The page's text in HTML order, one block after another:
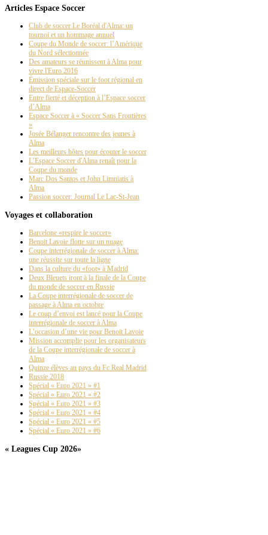
Articles Espace Soccer
Club de soccer Le Boréal d'Alma: un
tournoi et un hommage annuel
Coupe du Monde de soccer: l’Amérique
du Nord sélectionnée
Des amateurs se réunissent à Alma pour
vivre l'Euro 2016
Émission spéciale sur le foot régional en
direct de Espace-Soccer
Entre fierté et déception à l’Espace soccer
d’Alma
Espace Soccer à « Soccer Sans Frontières
»
Josée Bélanger rencontre des jeunes à
Alma
Les meilleurs hôtes pour écouter le soccer
L’Espace Soccer d'Alma renaît pour la
Coupe du monde
Marc Dos Santos et John Limniatis à
Alma
Passion soccer: Journal Le Lac-St-Jean
Voyages et collaboration
Barcelone «respire le soccer»
Benoit Lavoie flotte sur un nuage
Coupe interrégionale de soccer à Alma:
une réussite sur toute la ligne
Dans la culture du «foot» à Madrid
Deux Bleuets iront à la finale de la Coupe
du monde de soccer en Russie
La Coupe interrégionale de soccer de
passage à Alma en octobre
Le coup d’envoi est lancé pour la Coupe
interrégionale de soccer à Alma
L’occasion d’une vie pour Benoit Lavoie
Mission accomplie pour les organisateurs
de la Coupe interrégionale de soccer à
Alma
Quinze élèves au pays du Fc Real Madrid
Russie 2018
Spécial « Euro 2021 » #1
Spécial « Euro 2021 » #2
Spécial « Euro 2021 » #3
Spécial « Euro 2021 » #4
Spécial « Euro 2021 » #5
Spécial « Euro 2021 » #6
« Leagues Cup 2026»